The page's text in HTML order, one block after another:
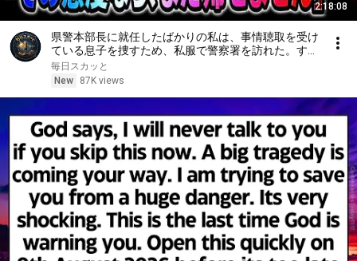
2:18:08
県警本部長に就任したばかりの私は、事情聴取を受け
ている息子を捜すため、私服で警察署を訪れた。する
と当直の警察官は「息子さんは親の肩書まで騙ってい
ます。その態度なら、まだ帰せません」と怒鳴った
毎日スカッと
New
87K views